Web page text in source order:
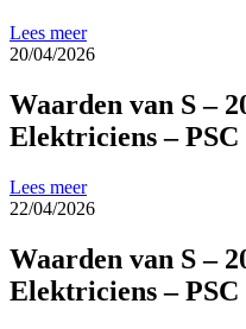
Lees meer
20/04/2026
Waarden van S –
Elektriciens – PSC
Lees meer
22/04/2026
Waarden van S –
Elektriciens – PSC